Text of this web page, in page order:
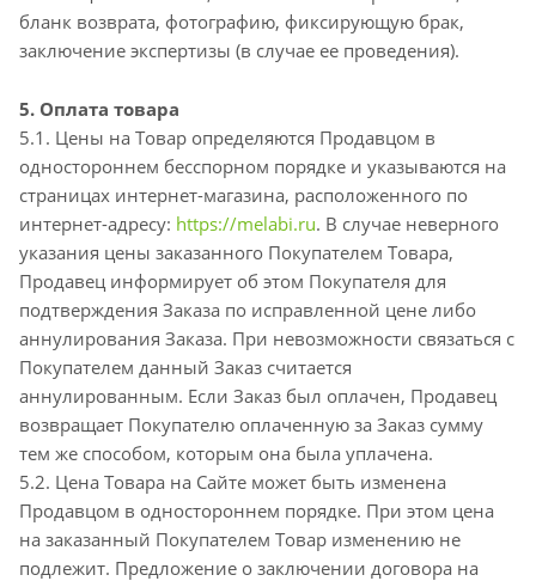
бланк возврата, фотографию, фиксирующую брак,
заключение экспертизы (в случае ее проведения).
5. Оплата товара
5.1. Цены на Товар определяются Продавцом в
одностороннем бесспорном порядке и указываются на
страницах интернет-магазина, расположенного по
интернет-адресу: https://melabi.ru. В случае неверного
указания цены заказанного Покупателем Товара,
Продавец информирует об этом Покупателя для
подтверждения Заказа по исправленной цене либо
аннулирования Заказа. При невозможности связаться с
Покупателем данный Заказ считается
аннулированным. Если Заказ был оплачен, Продавец
возвращает Покупателю оплаченную за Заказ сумму
тем же способом, которым она была уплачена.
5.2. Цена Товара на Сайте может быть изменена
Продавцом в одностороннем порядке. При этом цена
на заказанный Покупателем Товар изменению не
подлежит. Предложение о заключении договора на